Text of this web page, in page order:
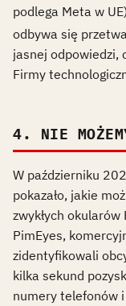
podlega Meta w
odbywa się
jasnej odpowiedzi,
Firmy
4. NIE
W październiku
pokazało, jakie
zwykłych okularów
PimEyes,
zidentyfikowali
kilka sekund
numery telefonów